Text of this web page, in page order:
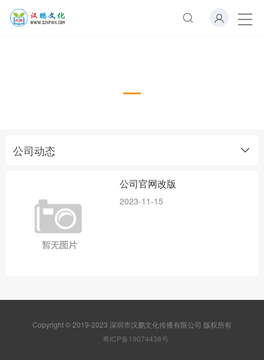
公司动态
公司官网改版
2023-11-15
Copyright © 2019-2023 深圳市汉鹏文化传播有限公司 版权所有
粤ICP备19074438号